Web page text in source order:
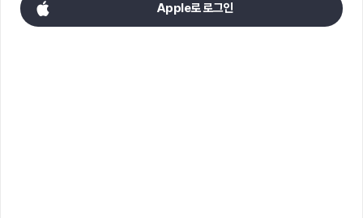
Apple로 로그인